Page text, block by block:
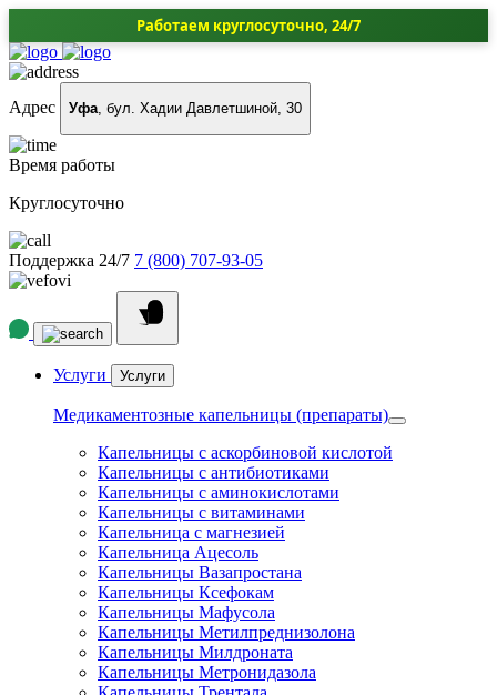
Работаем круглосуточно, 24/7
Адрес Уфа, бул. Хадии Давлетшиной, 30
Время работы
Круглосуточно
Поддержка 24/7 7 (800) 707-93-05
Услуги Услуги
Медикаментозные капельницы (препараты)
Капельницы с аскорбиновой кислотой
Капельницы с антибиотиками
Капельницы с аминокислотами
Капельницы с витаминами
Капельница с магнезией
Капельница Ацесоль
Капельницы Вазапростана
Капельницы Ксефокам
Капельницы Мафусола
Капельницы Метилпреднизолона
Капельницы Милдроната
Капельницы Метронидазола